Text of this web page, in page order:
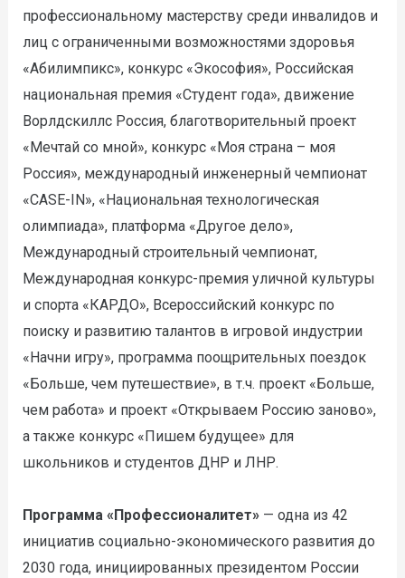
профессиональному мастерству среди инвалидов и
лиц с ограниченными возможностями здоровья
«Абилимпикс», конкурс «Экософия», Российская
национальная премия «Студент года», движение
Ворлдскиллс Россия, благотворительный проект
«Мечтай со мной», конкурс «Моя страна – моя
Россия», международный инженерный чемпионат
«CASE-IN», «Национальная технологическая
олимпиада», платформа «Другое дело»,
Международный строительный чемпионат,
Международная конкурс-премия уличной культуры
и спорта «КАРДО», Всероссийский конкурс по
поиску и развитию талантов в игровой индустрии
«Начни игру», программа поощрительных поездок
«Больше, чем путешествие», в т.ч. проект «Больше,
чем работа» и проект «Открываем Россию заново»,
а также конкурс «Пишем будущее» для
школьников и студентов ДНР и ЛНР.
Программа «Профессионалитет»— одна из 42
инициатив социально-экономического развития до
2030 года, инициированных президентом России